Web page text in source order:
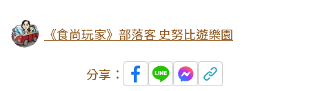
《食尚玩家》部落客 史努比遊樂園
分享：